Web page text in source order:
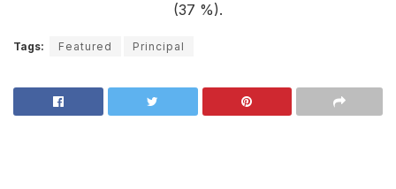
(37 %).
Tags: Featured Principal